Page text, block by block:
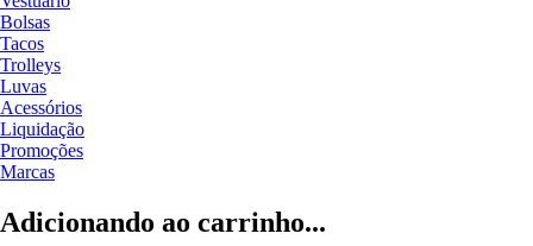
Bolsas
Tacos
Trolleys
Luvas
Acessórios
Liquidação
Promoções
Marcas
Adicionando ao carrinho...